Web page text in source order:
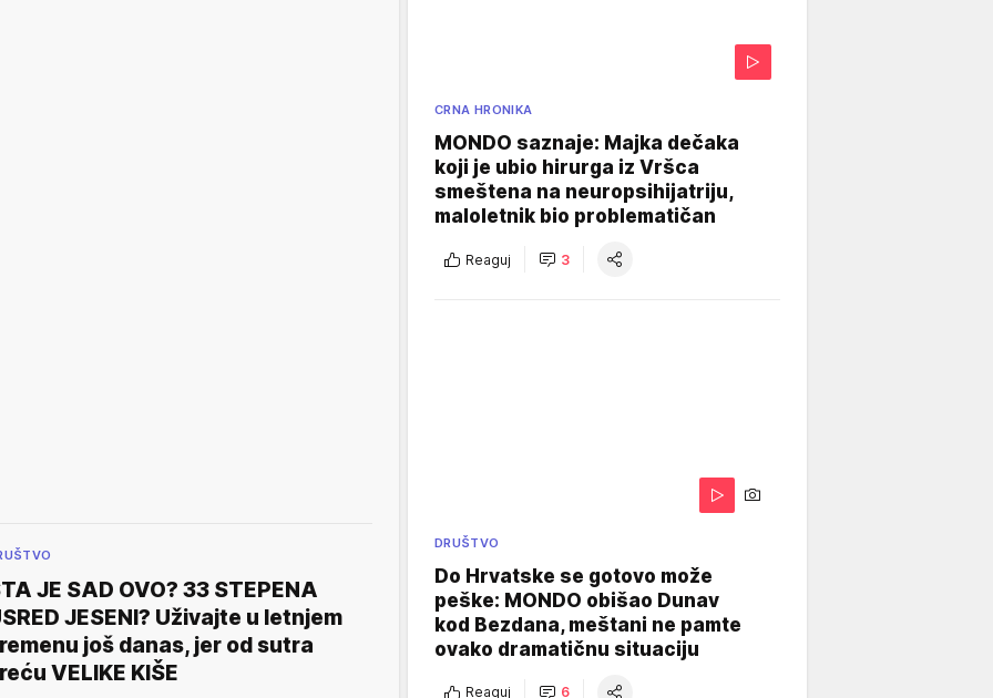
JE SAD OVO? 33 STEPENA
JESENI? Uživajte u letnjem
još danas, jer od sutra
VELIKE KIŠE
CRNA HRONIKA
MONDO saznaje: Majka dečaka
koji je ubio hirurga iz Vršca
smeštena na neuropsihijatriju,
maloletnik bio problematičan
Reaguj 3
DRUŠTVO
Do Hrvatske se gotovo može
peške: MONDO obišao Dunav
kod Bezdana, meštani ne pamte
ovako dramatičnu situaciju
Reaguj 6